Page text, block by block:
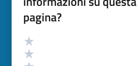
pagina?
Valutazione